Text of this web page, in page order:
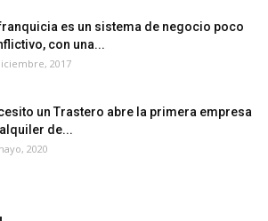
es un sistema de negocio poco
con una...
2017
un Trastero abre la primera empresa
de...
2020